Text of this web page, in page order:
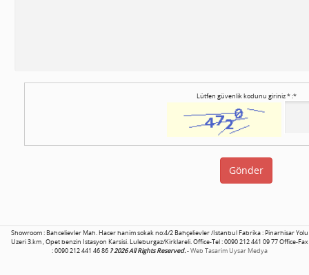
Lütfen güvenlik kodunu giriniz * :*
Showroom : Bahcelievler Mah. Hacer hanim sokak no:4/2 Bahçelievler /Istanbul Fabrika : Pinarhisar Yolu
Uzeri 3.km , Opet benzin Istasyon Karsisi. Luleburgaz/Kirklareli. Office-Tel : 0090 212 441 09 77 Office-Fax
: 0090 212 441 46 86 ? 2026 All Rights Reserved.-Web Tasarim Uysar Medya